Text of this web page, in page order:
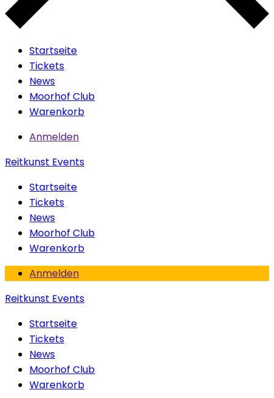
Startseite
Tickets
News
Moorhof Club
Warenkorb
Anmelden
Reitkunst Events
Startseite
Tickets
News
Moorhof Club
Warenkorb
Anmelden
Reitkunst Events
Startseite
Tickets
News
Moorhof Club
Warenkorb